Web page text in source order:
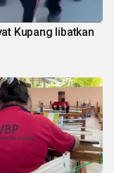
Kupang libatkan